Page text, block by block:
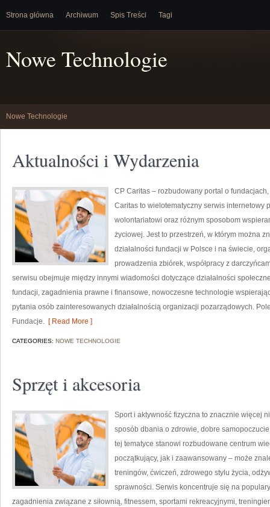
Strona główna Archiwum Spis Treści Tagi
Nowe Technologie
Nowe Technologie
Aktualności i Wydarzenia
CP Caritas – rozbudowany portal o
Caritas to wielotematyczny serwis internetowy
wolontariatowi oraz różnym sposobom
życiowej. Jest to przestrzeń, w którym można
działalności fundacji w Polsce i na świecie,
prowadzenia zbiórek, współpracy z
serwisu obejmuje między innymi wiadomości dotyczące działalności
fundacji, zagadnienia prawne i finansowe, nowoczesne technologie
pytania osób zainteresowanych działalnością organizacji pozarządowych.
Fundacje. [ Read More ]
CATEGORIES: NOWE TECHNOLOGIE
Sprzęt i akcesoria
Sport i aktywność fizyczna to znacznie więcej
sposób dbania o zdrowie, dobre
tej tematyce stanowi rozbudowane centrum
początkujący, jak i zaawansowany – może
treningów, ćwiczeń, zdrowego stylu życia,
sprawności. Serwis koncentruje się na
zagadnienia związane z siłownią, fitnessem, sportami rekreacyjnymi,